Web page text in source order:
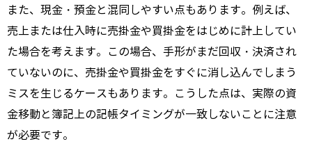
また、現金・預金と混同しやすい点もあります。例えば、
売上または仕入時に売掛金や買掛金をはじめに計上してい
た場合を考えます。この場合、手形がまだ回収・決済され
ていないのに、売掛金や買掛金をすぐに消し込んでしまう
ミスを生じるケースもあります。こうした点は、実際の資
金移動と簿記上の記帳タイミングが一致しないことに注意
が必要です。